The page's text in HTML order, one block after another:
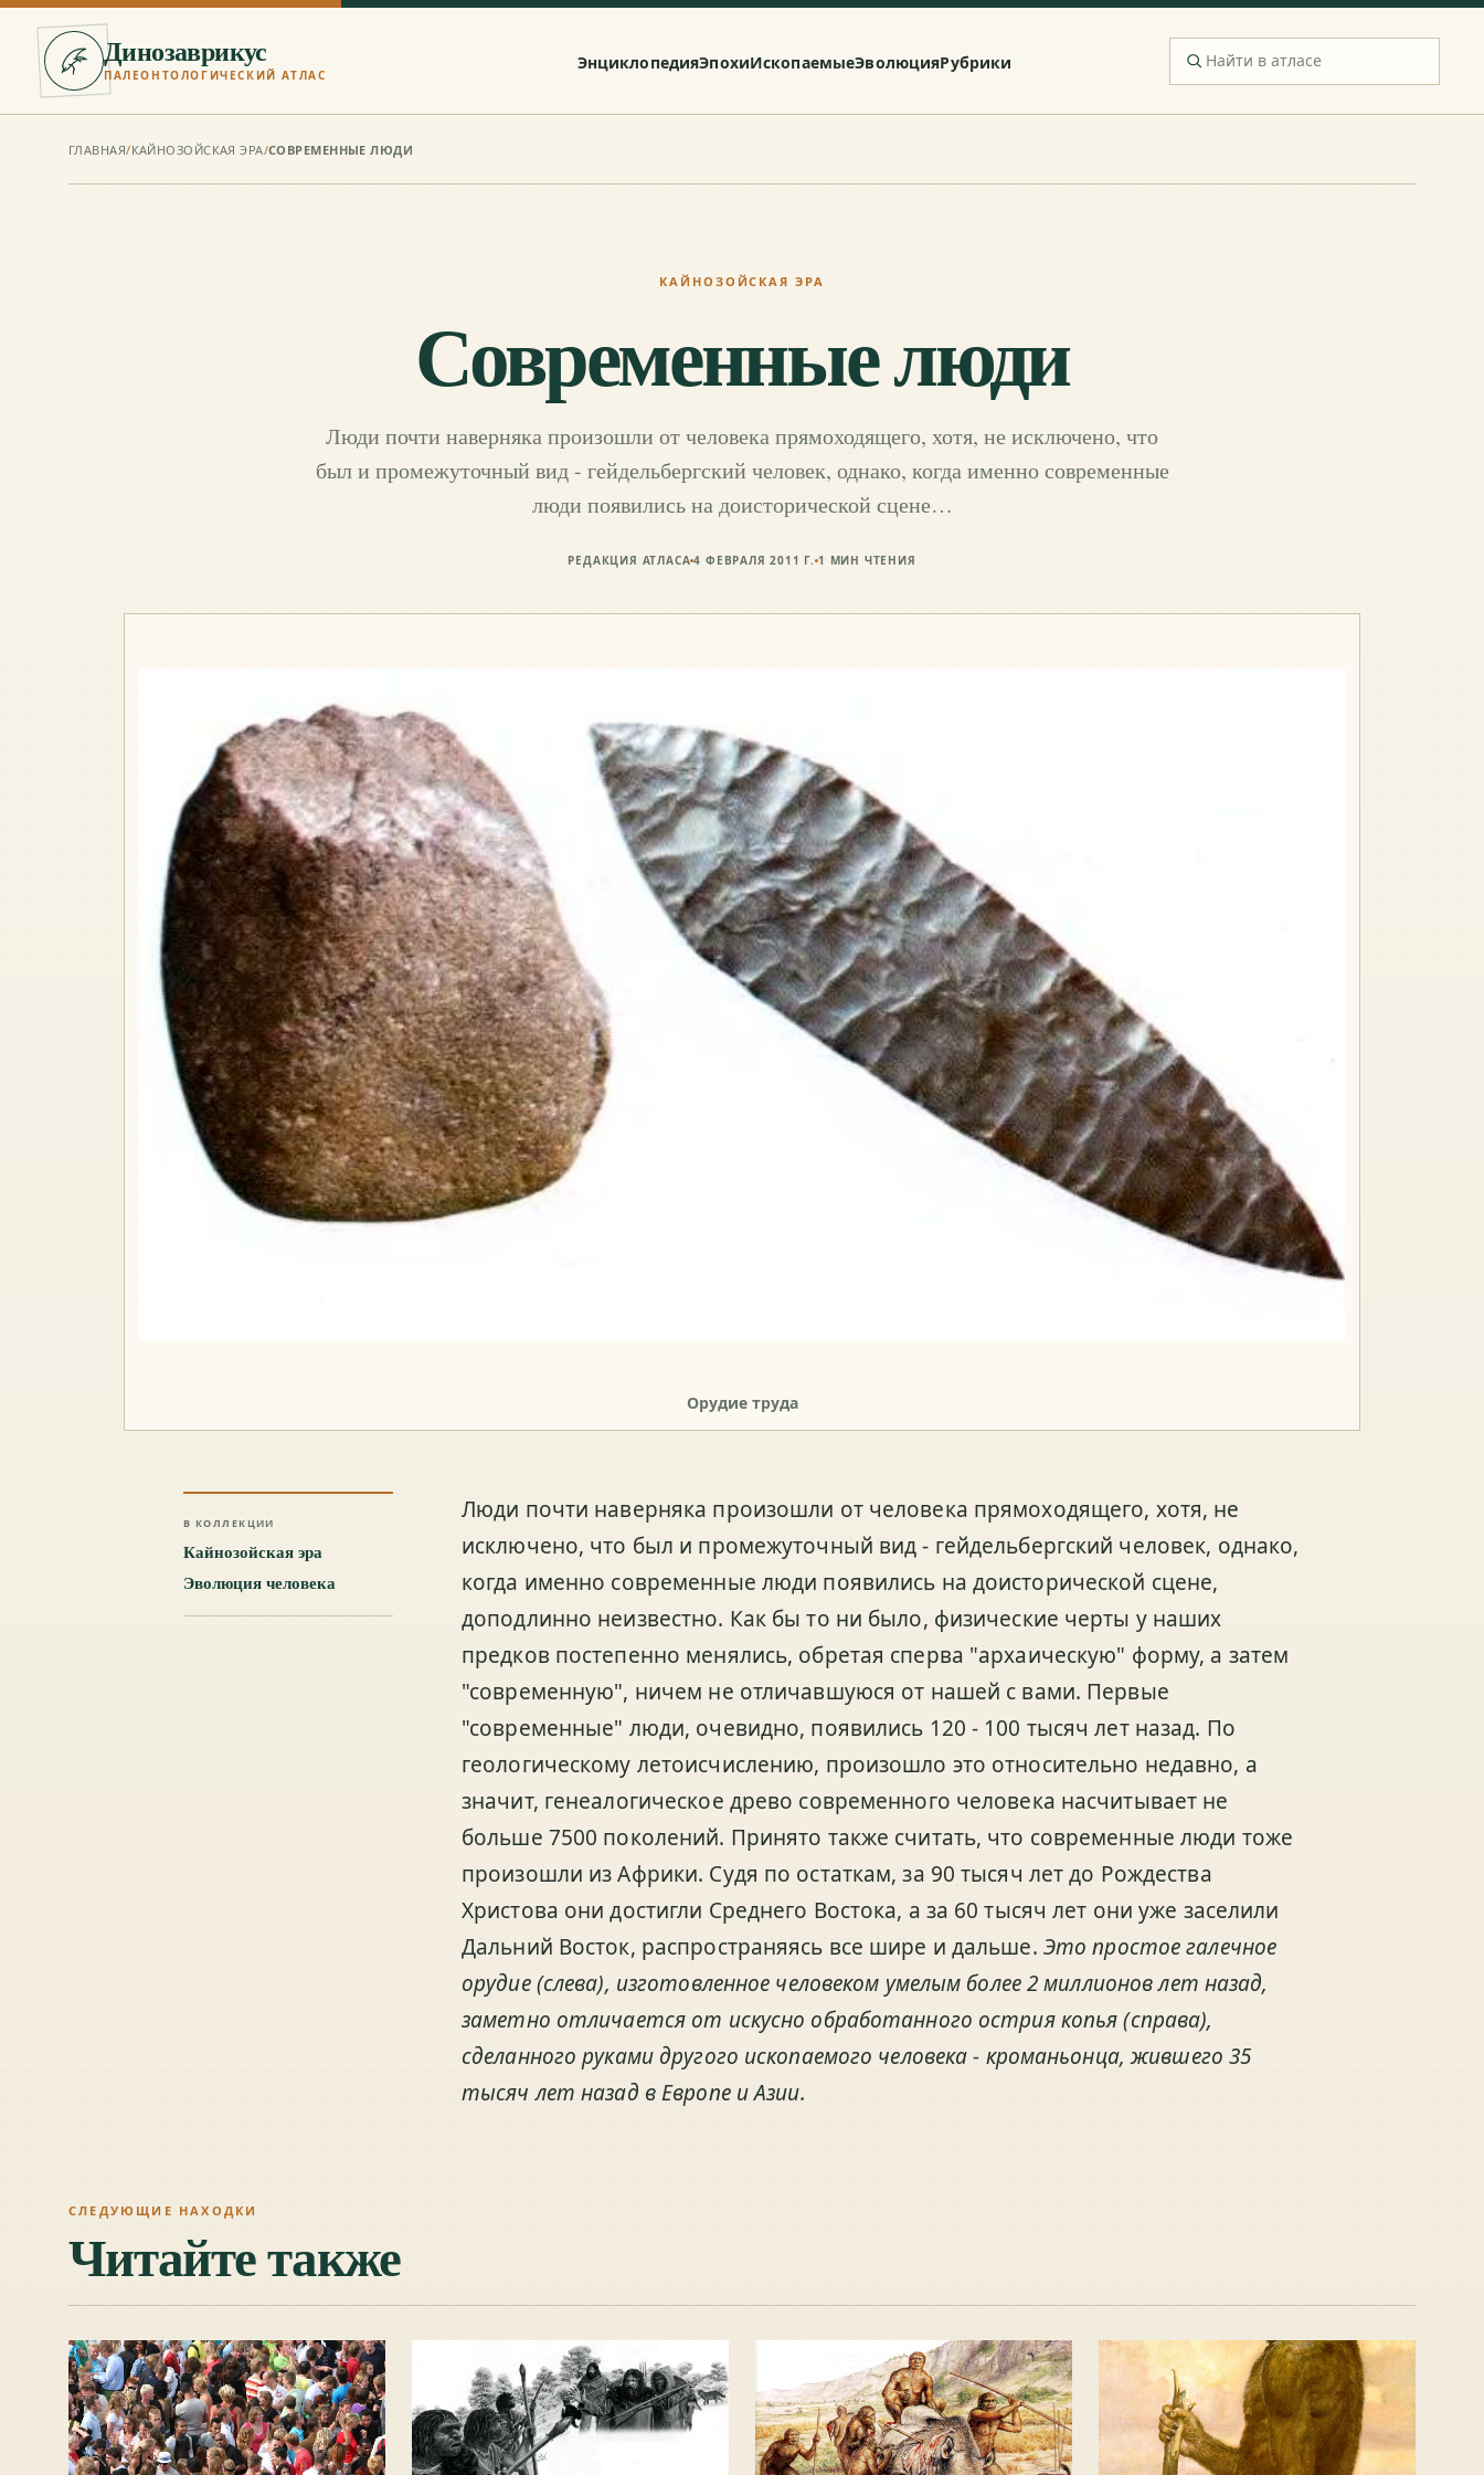
Динозаврикус
ПАЛЕОНТОЛОГИЧЕСКИЙ АТЛАС
ЭнциклопедияЭпохиИскопаемыеЭволюцияРубрики
ГЛАВНАЯ/КАЙНОЗОЙСКАЯ ЭРА/СОВРЕМЕННЫЕ ЛЮДИ
КАЙНОЗОЙСКАЯ ЭРА
Современные люди
Люди почти наверняка произошли от человека прямоходящего, хотя, не исключено, что
был и промежуточный вид - гейдельбергский человек, однако, когда именно современные
люди появились на доисторической сцене…
РЕДАКЦИЯ АТЛАСА 4 ФЕВРАЛЯ 2011 Г. 1 МИН ЧТЕНИЯ
Орудие труда
В КОЛЛЕКЦИИ
Кайнозойская эра
Эволюция человека
Люди почти наверняка произошли от человека прямоходящего, хотя, не
исключено, что был и промежуточный вид - гейдельбергский человек, однако,
когда именно современные люди появились на доисторической сцене,
доподлинно неизвестно. Как бы то ни было, физические черты у наших
предков постепенно менялись, обретая сперва "архаическую" форму, а затем
"современную", ничем не отличавшуюся от нашей с вами. Первые
"современные" люди, очевидно, появились 120 - 100 тысяч лет назад. По
геологическому летоисчислению, произошло это относительно недавно, а
значит, генеалогическое древо современного человека насчитывает не
больше 7500 поколений. Принято также считать, что современные люди тоже
произошли из Африки. Судя по остаткам, за 90 тысяч лет до Рождества
Христова они достигли Среднего Востока, а за 60 тысяч лет они уже заселили
Дальний Восток, распространяясь все шире и дальше. Это простое галечное
орудие (слева), изготовленное человеком умелым более 2 миллионов лет назад,
заметно отличается от искусно обработанного острия копья (справа),
сделанного руками другого ископаемого человека - кроманьонца, жившего 35
тысяч лет назад в Европе и Азии.
СЛЕДУЮЩИЕ НАХОДКИ
Читайте также